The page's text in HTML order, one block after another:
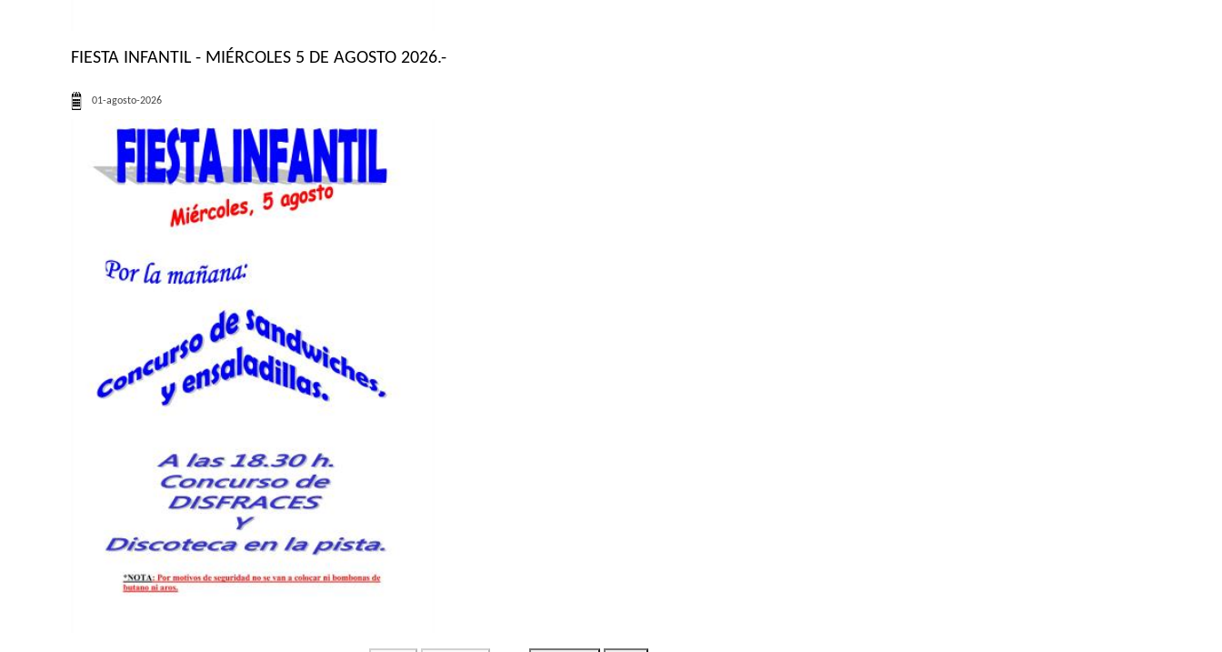
FIESTA INFANTIL - MIÉRCOLES 5 DE AGOSTO 2026.-
01-agosto-2026